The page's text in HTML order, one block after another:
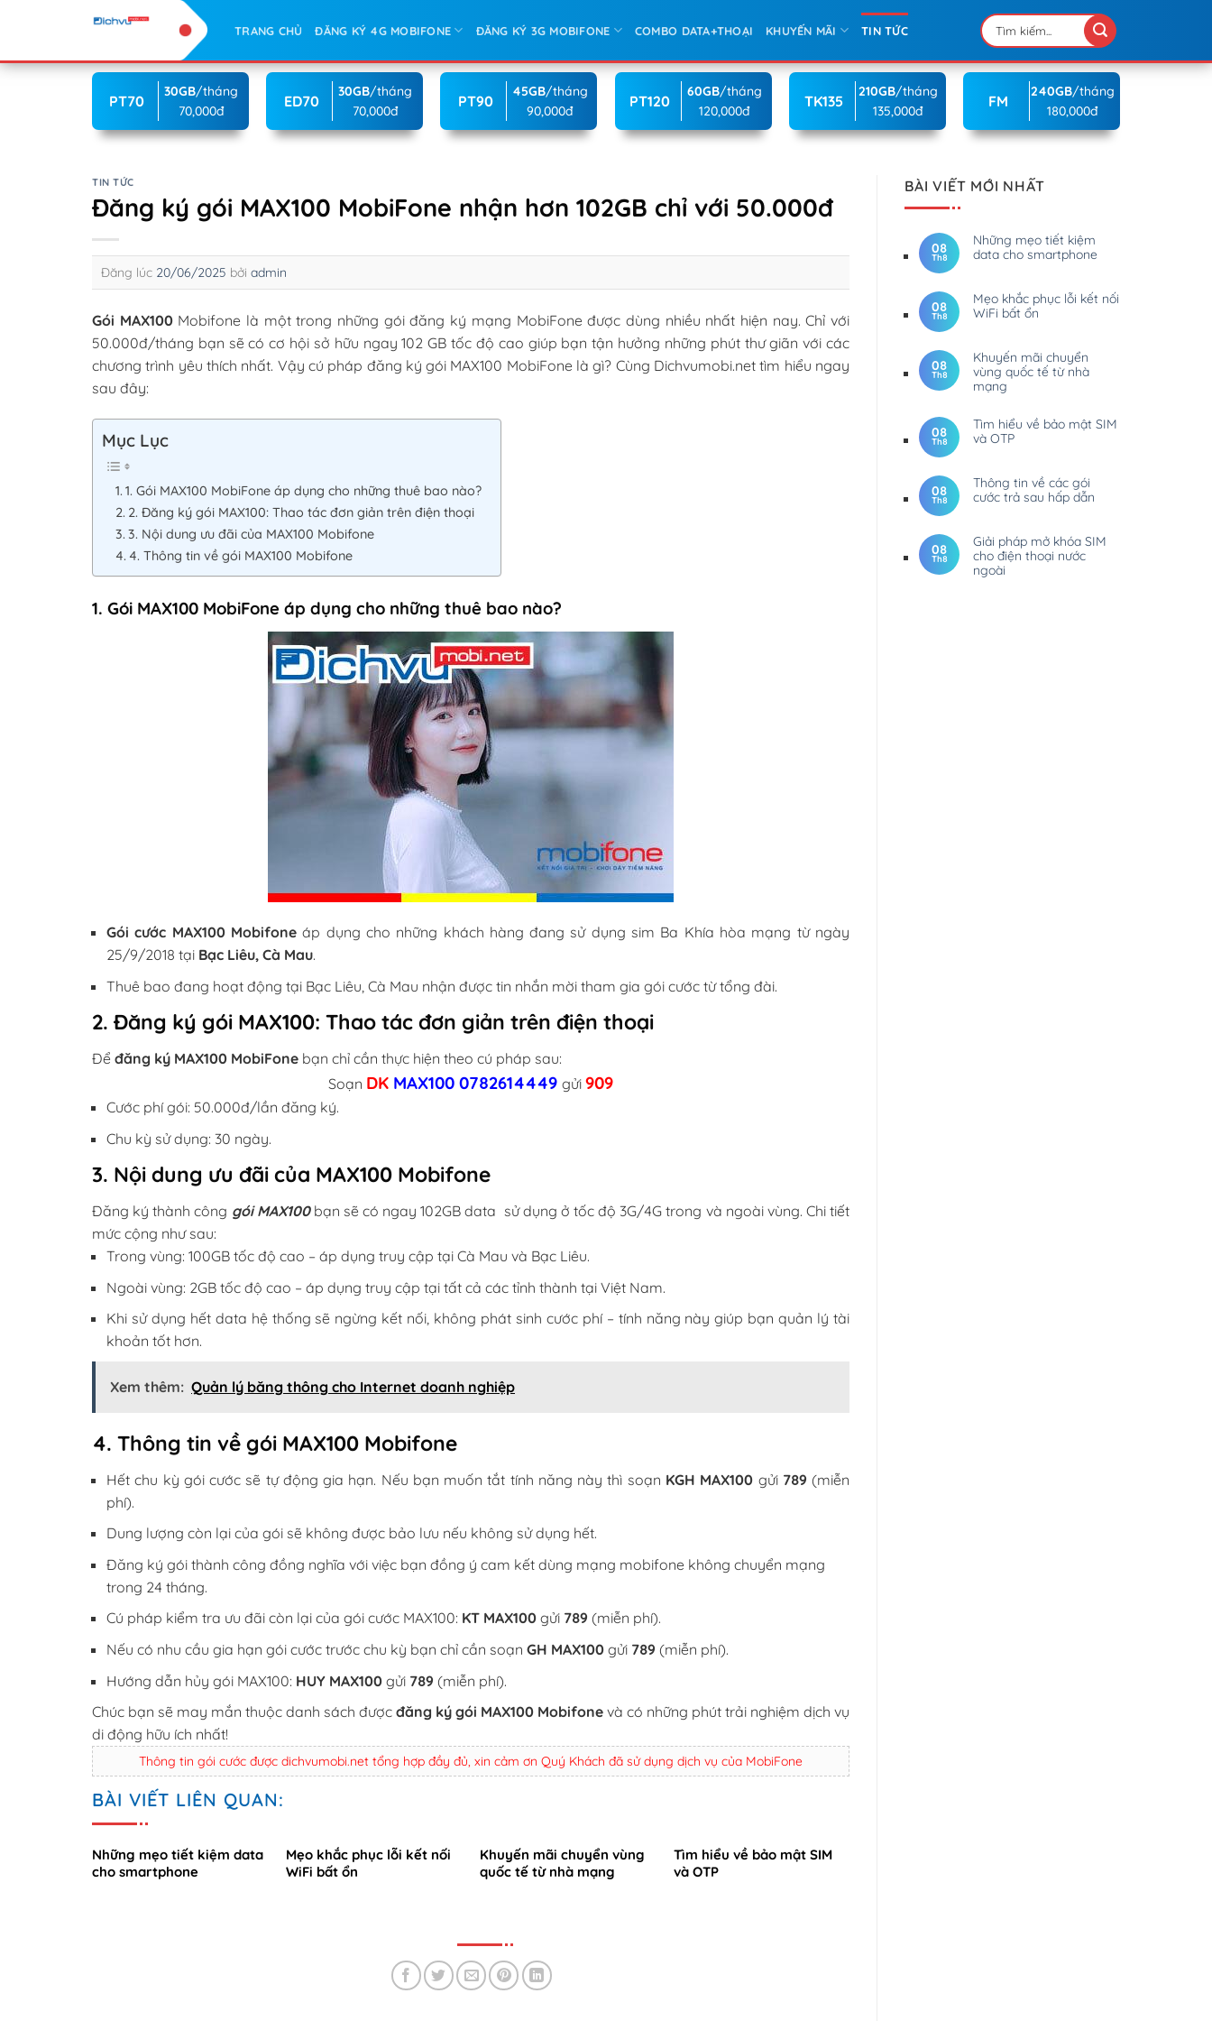
content
TRANG CHỦ ĐĂNG KÝ 4G MOBIFONE ĐĂNG KÝ 3G MOBIFONE COMBO DATA+THOẠI KHUYẾN MÃI TIN TỨC
PT70
30GB/tháng
70,000đ
ED70
30GB/tháng
70,000đ
PT90
45GB/tháng
90,000đ
PT120
60GB/tháng
120,000đ
TK135
210GB/tháng
135,000đ
FM
240GB/tháng
180,000đ
TIN TỨC
Đăng ký gói MAX100 MobiFone nhận hơn 102GB chỉ với 50.000đ
Đăng lúc 20/06/2025 bởi admin
Gói MAX100Mobifone là một trong những gói đăng ký mạng MobiFone được dùng nhiều nhất hiện nay. Chỉ với
50.000đ/tháng bạn sẽ có cơ hội sở hữu ngay 102 GB tốc độ cao giúp bạn tận hưởng những phút thư giãn với các
chương trình yêu thích nhất. Vậy cú pháp đăng ký gói MAX100 MobiFone là gì? Cùng Dichvumobi.net tìm hiểu ngay
sau đây:
Mục Lục
1. Gói MAX100 MobiFone áp dụng cho những thuê bao nào?
2. Đăng ký gói MAX100: Thao tác đơn giản trên điện thoại
3. Nội dung ưu đãi của MAX100 Mobifone
4. Thông tin về gói MAX100 Mobifone
1. Gói MAX100 MobiFone áp dụng cho những thuê bao nào?
Gói cước MAX100 Mobifoneáp dụng cho những khách hàng đang sử dụng sim Ba Khía hòa mạng từ ngày
25/9/2018 tại Bạc Liêu, Cà Mau.
Thuê bao đang hoạt động tại Bạc Liêu, Cà Mau nhận được tin nhắn mời tham gia gói cước từ tổng đài.
2. Đăng ký gói MAX100: Thao tác đơn giản trên điện thoại
Để đăng ký MAX100 MobiFone bạn chỉ cần thực hiện theo cú pháp sau:
Soạn DK MAX100 0782614449 gửi 909
Cước phí gói: 50.000đ/lần đăng ký.
Chu kỳ sử dụng: 30 ngày.
3. Nội dung ưu đãi của MAX100 Mobifone
Đăng ký thành công gói MAX100 bạn sẽ có ngay 102GB data sử dụng ở tốc độ 3G/4G trong và ngoài vùng. Chi tiết
mức cộng như sau:
Trong vùng: 100GB tốc độ cao – áp dụng truy cập tại Cà Mau và Bạc Liêu.
Ngoài vùng: 2GB tốc độ cao – áp dụng truy cập tại tất cả các tỉnh thành tại Việt Nam.
Khi sử dụng hết data hệ thống sẽ ngừng kết nối, không phát sinh cước phí – tính năng này giúp bạn quản lý tài
khoản tốt hơn.
Xem thêm: Quản lý băng thông cho Internet doanh nghiệp
4. Thông tin về gói MAX100 Mobifone
Hết chu kỳ gói cước sẽ tự động gia hạn. Nếu bạn muốn tắt tính năng này thì soạn KGH MAX100 gửi 789(miễn
phí).
Dung lượng còn lại của gói sẽ không được bảo lưu nếu không sử dụng hết.
Đăng ký gói thành công đồng nghĩa với việc bạn đồng ý cam kết dùng mạng mobifone không chuyển mạng
trong 24 tháng.
Cú pháp kiểm tra ưu đãi còn lại của gói cước MAX100: KT MAX100 gửi 789 (miễn phí).
Nếu có nhu cầu gia hạn gói cước trước chu kỳ bạn chỉ cần soạn GH MAX100 gửi 789 (miễn phí).
Hướng dẫn hủy gói MAX100: HUY MAX100 gửi 789 (miễn phí).
Chúc bạn sẽ may mắn thuộc danh sách được đăng ký gói MAX100 Mobifone và có những phút trải nghiệm dịch vụ
di động hữu ích nhất!
Thông tin gói cước được dichvumobi.net tổng hợp đầy đủ, xin cảm ơn Quý Khách đã sử dụng dịch vụ của MobiFone
BÀI VIẾT LIÊN QUAN:
Những mẹo tiết kiệm data
cho smartphone
Mẹo khắc phục lỗi kết nối
WiFi bất ổn
Khuyến mãi chuyển vùng
quốc tế từ nhà mạng
Tìm hiểu về bảo mật SIM
và OTP
BÀI VIẾT MỚI NHẤT
08
Th8
Những mẹo tiết kiệm
data cho smartphone
08
Th8
Mẹo khắc phục lỗi kết nối
WiFi bất ổn
08
Th8
Khuyến mãi chuyển
vùng quốc tế từ nhà
mạng
08
Th8
Tìm hiểu về bảo mật SIM
và OTP
08
Th8
Thông tin về các gói
cước trả sau hấp dẫn
08
Th8
Giải pháp mở khóa SIM
cho điện thoại nước
ngoài